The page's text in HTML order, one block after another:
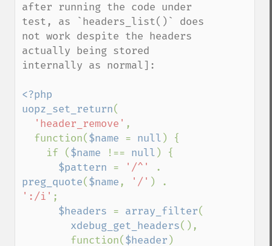
after running the code under
test, as `headers_list()` does
not work despite the headers
actually being stored
internally as normal]:
<?php
uopz_set_return(
'header_remove' ,
  function(
$name = null ) {
    if (
$name !== null ) {
$pattern = '/^'
preg_quote($name , '/'
':/i' ;
$headers = array_filter(
xdebug_get_headers(),
        function(
$header )